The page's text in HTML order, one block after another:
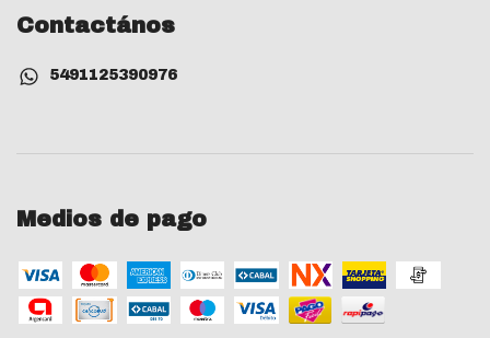
Contactános
5491125390976
Medios de pago